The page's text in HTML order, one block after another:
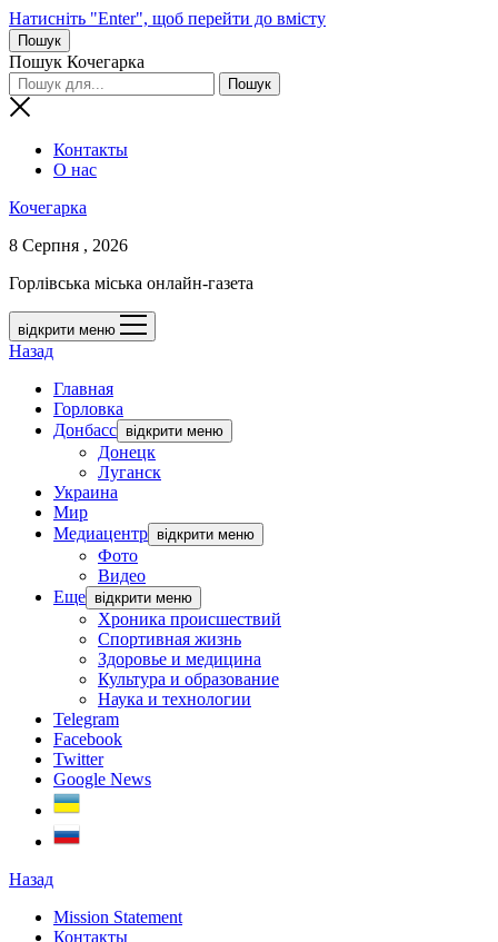
Натисніть "Enter", щоб перейти до вмісту
Пошук
Пошук Кочегарка
Контакты
О нас
Кочегарка
8 Серпня , 2026
Горлівська міська онлайн-газета
відкрити меню
Назад
Главная
Горловка
Донбасс відкрити меню
Донецк
Луганск
Украина
Мир
Медиацентр відкрити меню
Фото
Видео
Еще відкрити меню
Хроника происшествий
Спортивная жизнь
Здоровье и медицина
Культура и образование
Наука и технологии
Telegram
Facebook
Twitter
Google News
Назад
Mission Statement
Контакты